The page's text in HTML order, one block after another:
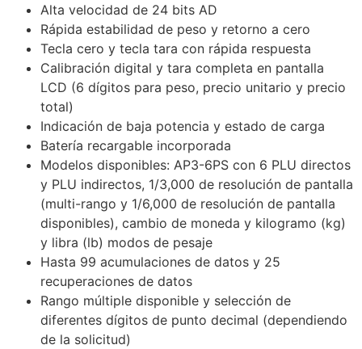
Alta velocidad de 24 bits AD
Rápida estabilidad de peso y retorno a cero
Tecla cero y tecla tara con rápida respuesta
Calibración digital y tara completa en pantalla
LCD (6 dígitos para peso, precio unitario y precio
total)
Indicación de baja potencia y estado de carga
Batería recargable incorporada
Modelos disponibles: AP3-6PS con 6 PLU directos
y PLU indirectos, 1/3,000 de resolución de pantalla
(multi-rango y 1/6,000 de resolución de pantalla
disponibles), cambio de moneda y kilogramo (kg)
y libra (lb) modos de pesaje
Hasta 99 acumulaciones de datos y 25
recuperaciones de datos
Rango múltiple disponible y selección de
diferentes dígitos de punto decimal (dependiendo
de la solicitud)